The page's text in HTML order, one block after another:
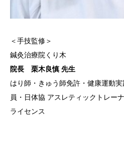
＜手技監修＞
鍼灸治療院くり木
院長 栗木良慎 先生
はり師・きゅう師免許・健康運動
員・日体協 アスレティックトレー
ライセンス